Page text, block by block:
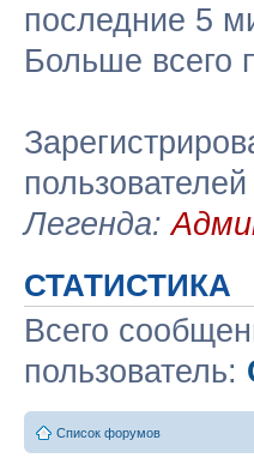
последние 5
Больше всего
пользователей
Легенда:
СТАТИСТИКА
Всего
пользователь:
Список форумов